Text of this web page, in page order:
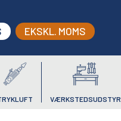
EKSKL. MOMS
VÆRKSTEDSUDSTYR